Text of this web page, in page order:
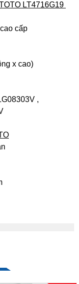
LT4716G19
cấp
x cao)
,